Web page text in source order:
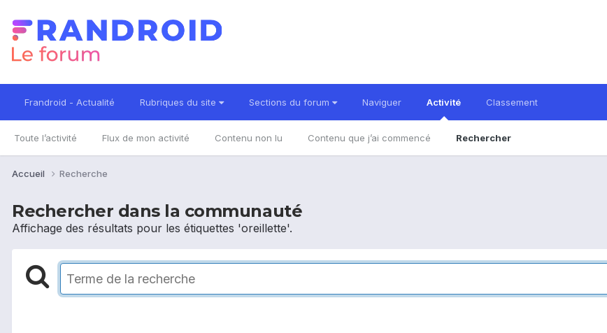
Frandroid - Actualité Rubriques du site Sections du forum Naviguer Activité
Toute l’activité Flux de mon activité Contenu non lu Contenu que j’ai commencé Rechercher
Classement
Accueil Recherche
Rechercher dans la communauté
Affichage des résultats pour les étiquettes 'oreillette'.